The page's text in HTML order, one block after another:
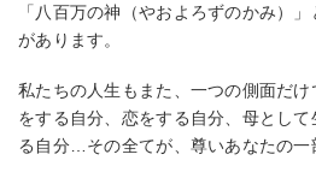
「八百万の神（やおよろずのかみ）
があります。
私たちの人生もまた、一つの側面だ
をする自分、恋をする自分、母とし
る自分…その全てが、尊いあなたの一